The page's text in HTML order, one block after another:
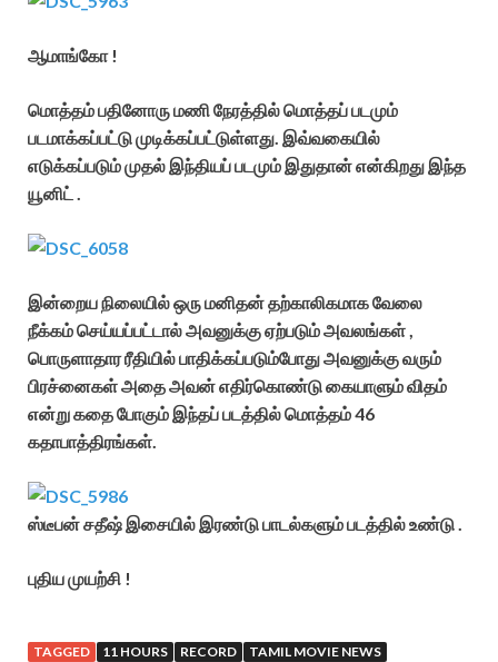
ஆமாங்கோ !
மொத்தம் பதினோரு மணி நேரத்தில் மொத்தப் படமும்
படமாக்கப்பட்டு முடிக்கப்பட்டுள்ளது. இவ்வகையில்
எடுக்கப்படும் முதல் இந்தியப் படமும் இதுதான் என்கிறது இந்த
யூனிட் .
இன்றைய நிலையில் ஒரு மனிதன் தற்காலிகமாக வேலை
நீக்கம் செய்யப்பட்டால் அவனுக்கு ஏற்படும் அவலங்கள் ,
பொருளாதார ரீதியில் பாதிக்கப்படும்போது அவனுக்கு வரும்
பிரச்னைகள் அதை அவன் எதிர்கொண்டு கையாளும் விதம்
என்று கதை போகும் இந்தப் படத்தில் மொத்தம் 46
கதாபாத்திரங்கள்.
ஸ்டீபன் சதீஷ் இசையில் இரண்டு பாடல்களும் படத்தில் உண்டு .
புதிய முயற்சி !
TAGGED 11 HOURS RECORD
TAMIL MOVIE NEWS